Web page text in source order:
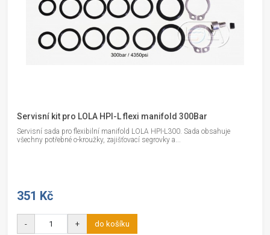
Servisní kit pro LOLA HPI-L flexi manifold 300Bar
Servisní sada pro flexibilní manifold LOLA HPI-L300. Sada obsahuje
všechny potřebné o-kroužky, zajišťovací segrovky a...
351 Kč
- + do košíku